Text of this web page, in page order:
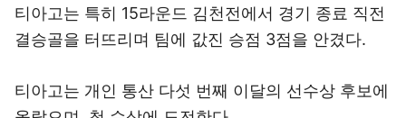
티아고는 특히 15라운드 김천전에서 경기 종료 직전
결승골을 터뜨리며 팀에 값진 승점 3점을 안겼다.
티아고는 개인 통산 다섯 번째 이달의 선수상 후보에